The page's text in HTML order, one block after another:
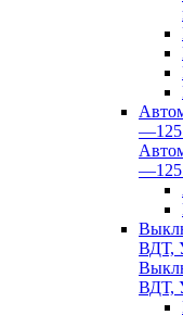
ВДТ,
ВДТ,